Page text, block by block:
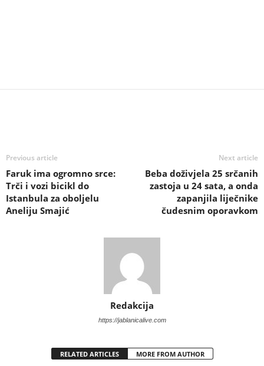
Previous article
Faruk ima ogromno srce:
Trči i vozi bicikl do
Istanbula za oboljelu
Aneliju Smajić
Next article
Beba doživjela 25 srčanih
zastoja u 24 sata, a onda
zapanjila liječnike
čudesnim oporavkom
Redakcija
https://jablanicalive.com
RELATED ARTICLES MORE FROM AUTHOR